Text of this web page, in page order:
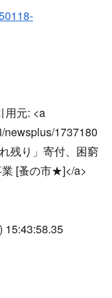
用元: <a
newsplus/1737180
残り」寄付、困窮
[蚤の市★]</a>
15:43:58.35